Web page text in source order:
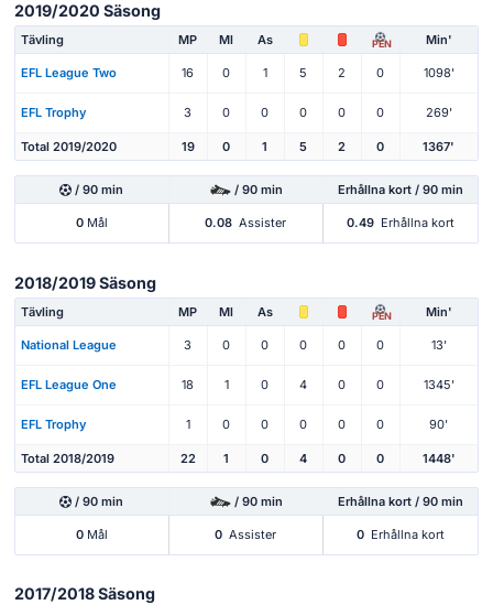
2019/2020 Säsong
Tävling MP Ml As PEN Min'
EFL League Two 16 0 1 5 2 0 1098'
EFL Trophy 3 0 0 0 0 0 269'
Total 2019/2020 19 0 1 5 2 0 1367'
/ 90 min / 90 min Erhållna kort / 90 min
0Mål 0.08 Assister 0.49 Erhållna kort
2018/2019 Säsong
Tävling MP Ml As PEN Min'
National League 3 0 0 0 0 0 13'
EFL League One 18 1 0 4 0 0 1345'
EFL Trophy 1 0 0 0 0 0 90'
Total 2018/2019 22 1 0 4 0 0 1448'
/ 90 min / 90 min Erhållna kort / 90 min
0Mål 0 Assister 0 Erhållna kort
2017/2018 Säsong